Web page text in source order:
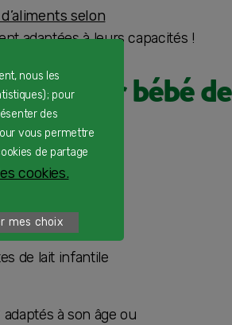
selon
adaptées à leurs capacités !
pour bébé de
mois
de lait infantile
à son âge ou
nous les
; pour
des
vous permettre
de partage
cookies.
mes choix